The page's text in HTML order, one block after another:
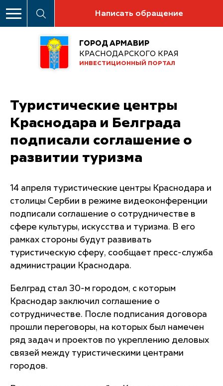
Написать обращение
ГОРОД АРМАВИР
КРАСНОДАРСКОГО КРАЯ
ИНВЕСТИЦИОННЫЙ ПОРТАЛ
Туристические центры
Краснодара и Белграда
подписали соглашение о
развитии туризма
14 апреля туристические центры Краснодара и
столицы Сербии в режиме видеоконференции
подписали соглашение о сотрудничестве в
сфере культуры, искусства и туризма. В его
рамках стороны будут развивать
туристическую сферу, сообщает пресс-служба
администрации Краснодара.
Белград стал 30-м городом, с которым
Краснодар заключил соглашение о
сотрудничестве. После подписания договора
прошли переговоры, на которых был намечен
ряд задач и проектов по укреплению деловых
связей между туристическими центрами
городов.